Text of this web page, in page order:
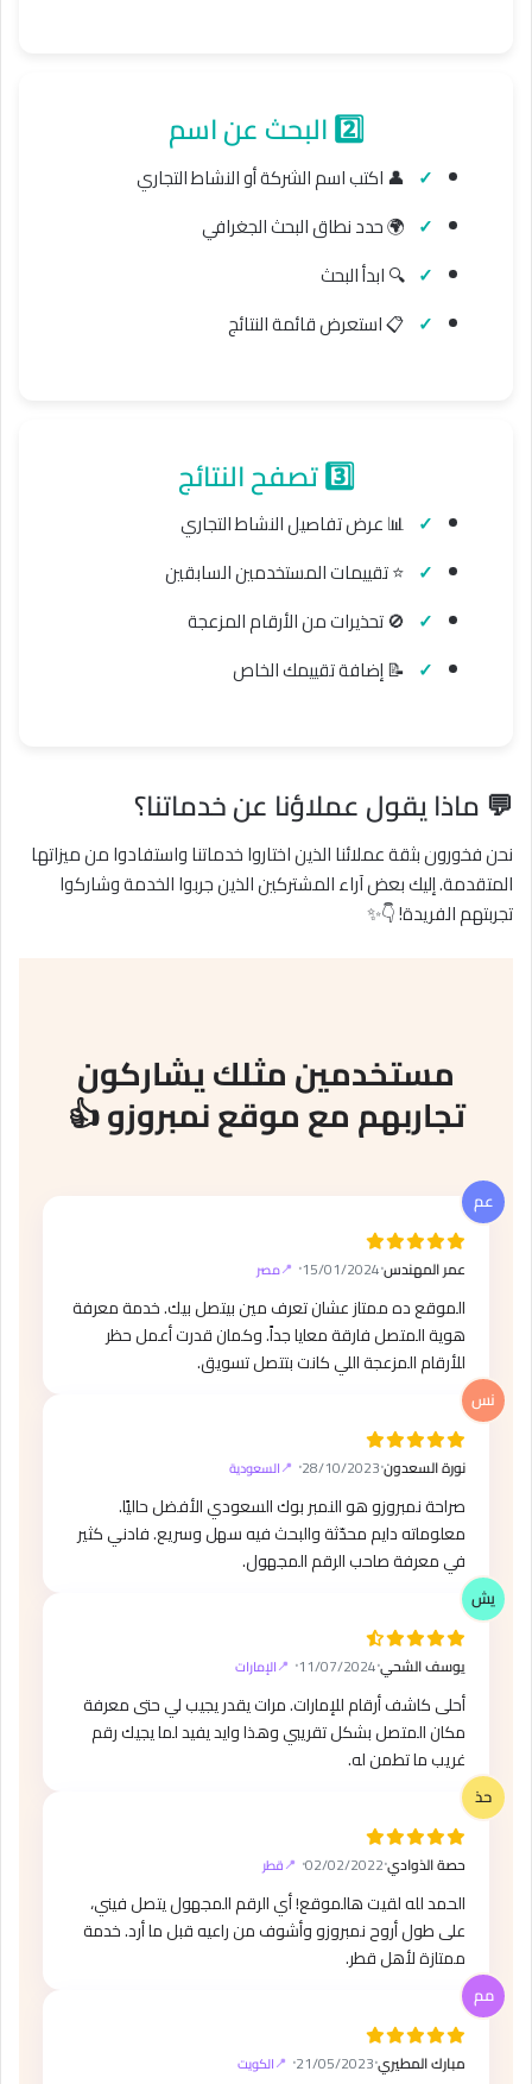
2️⃣ البحث عن اسم
👤 اكتب اسم الشركة أو النشاط التجاري
🌍 حدد نطاق البحث الجغرافي
🔍 ابدأ البحث
📋 استعرض قائمة النتائج
3️⃣ تصفح النتائج
📊 عرض تفاصيل النشاط التجاري
⭐️ تقييمات المستخدمين السابقين
🚫 تحذيرات من الأرقام المزعجة
📝 إضافة تقييمك الخاص
💬ماذا يقول عملاؤنا عن خدماتنا؟
نحن فخورون بثقة عملائنا الذين اختاروا خدماتنا واستفادوا من ميزاتها
المتقدمة. إليك بعض آراء المشتركين الذين جربوا الخدمة وشاركوا
تجربتهم الفريدة! 👇✨
مستخدمين مثلك يشاركون
تجاربهم مع موقع نمبروزو 👍
عمر المهندس⸱
15/01/2024
⸱ مصر
الموقع ده ممتاز عشان تعرف مين بيتصل بيك. خدمة معرفة
هوية المتصل فارقة معايا جداً. وكمان قدرت أعمل حظر
للأرقام المزعجة اللي كانت بتتصل تسويق.
نورة السعدون⸱
28/10/2023
⸱ السعودية
صراحة نمبروزو هو النمبر بوك السعودي الأفضل حاليًا.
معلوماته دايم محدّثة والبحث فيه سهل وسريع. فادني كثير
في معرفة صاحب الرقم المجهول.
يوسف الشحي⸱
11/07/2024
⸱ الإمارات
أحلى كاشف أرقام للإمارات. مرات يقدر يجيب لي حتى معرفة
مكان المتصل بشكل تقريبي وهذا وايد يفيد لما يجيك رقم
غريب ما تطمن له.
حصة الذوادي⸱
02/02/2022
⸱ قطر
الحمد لله لقيت هالموقع! أي الرقم المجهول يتصل فيني،
على طول أروح نمبروزو وأشوف من راعيه قبل ما أرد. خدمة
ممتازة لأهل قطر.
مبارك المطيري⸱
21/05/2023
⸱ الكويت